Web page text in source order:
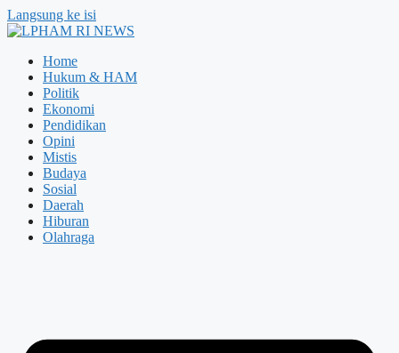
Langsung ke isi
Home
Hukum & HAM
Politik
Ekonomi
Pendidikan
Opini
Mistis
Budaya
Sosial
Daerah
Hiburan
Olahraga